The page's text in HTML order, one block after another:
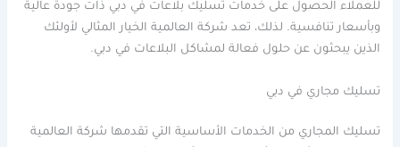
للعملاء الحصول على خدمات تسليك بلاعات في دبي ذات جودة عالية
وبأسعار تنافسية. لذلك، تعد شركة العالمية الخيار المثالي لأولئك
الذين يبحثون عن حلول فعالة لمشاكل البلاعات في دبي.
تسليك مجاري في دبي
تسليك المجاري من الخدمات الأساسية التي تقدمها شركة العالمية